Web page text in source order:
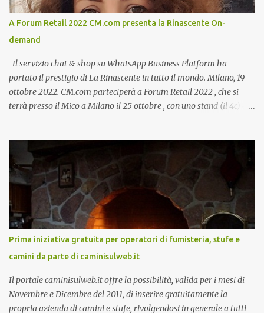
A Forum Retail 2022 CM.com presenta la Rinascente On-
demand
Il servizio chat & shop su WhatsApp Business Platform ha
portato il prestigio di La Rinascente in tutto il mondo. Milano, 19
ottobre 2022. CM.com parteciperà a Forum Retail 2022 , che si
terrà presso il Mico a Milano il 25 ottobre , con uno stand (il 4c) e
tramite WhatsApp Business ”. Il primo appuntamento è per le ore
14:30 con Cristina Parigi, Country Manager di CM.com Italia, che
terrà una presentazione dal titolo:” Il presente e futuro del
Customer care omnicanale: come incontrare le aspettative dei
clienti ”. I punti che verranno affrontati sono il Customer care, lo
stato dell’arte e i punti di miglioramento, quali i molteplici canali di
comunicazione e quali utilizzare in ottica di miglioramento, le
previsioni da oggi al 2030 su come rispondere alle aspettative del
c...
Prima iniziativa gratuita per operatori di fumisteria, stufe e
camini da parte di caminisulweb.it
Il portale caminisulweb.it offre la possibilità, valida per i mesi di
Novembre e Dicembre del 2011, di inserire gratuitamente la
propria azienda di camini e stufe, rivolgendosi in generale a tutti